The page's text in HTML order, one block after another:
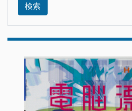
検索